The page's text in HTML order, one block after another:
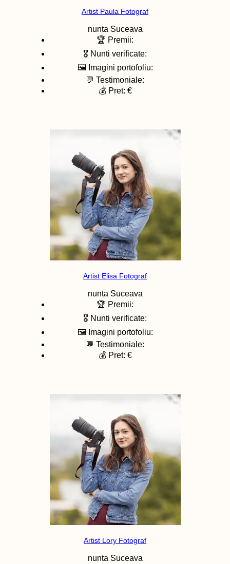
Artist Paula Fotograf
nunta Suceava
🏆 Premii:
🎖️ Nunti verificate:
🖼️ Imagini portofoliu:
💬 Testimoniale:
💰 Pret: €
Artist Elisa Fotograf
nunta Suceava
🏆 Premii:
🎖️ Nunti verificate:
🖼️ Imagini portofoliu:
💬 Testimoniale:
💰 Pret: €
Artist Lory Fotograf
nunta Suceava